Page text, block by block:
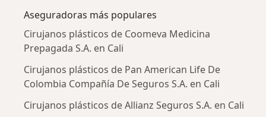
Aseguradoras más populares
Cirujanos plásticos de Coomeva Medicina
Prepagada S.A. en Cali
Cirujanos plásticos de Pan American Life De
Colombia Compañía De Seguros S.A. en Cali
Cirujanos plásticos de Allianz Seguros S.A. en Cali